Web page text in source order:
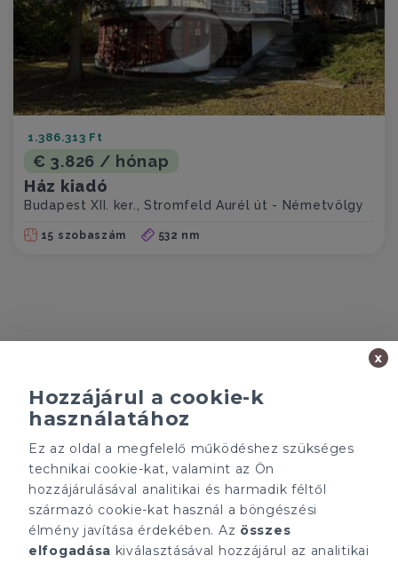
€ 3.826 / hónap
1.386.313 Ft
Ház kiadó
Budapest XII. ker., Stromfeld Aurél út - Németvölgy
15 szobaszám 532 nm
Minden ügynökségnek saját tulajdonosa van és önállóan
ÁRFOLYAM 05/08/2026
CÉGÜNK
Gruppo T.F.M. Szolgáltató
ELÉRHETŐSÉGEINK
tecnocasa.hu
Hozzájárul a cookie-k
használatához
Ez az oldal a megfelelő működéshez szükséges
technikai cookie-kat, valamint az Ön
hozzájárulásával analitikai és harmadik féltől
származó cookie-kat használ a böngészési
élmény javítása érdekében. Az összes
elfogadása kiválasztásával hozzájárul az analitikai
x